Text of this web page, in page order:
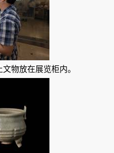
物放在展览柜内。